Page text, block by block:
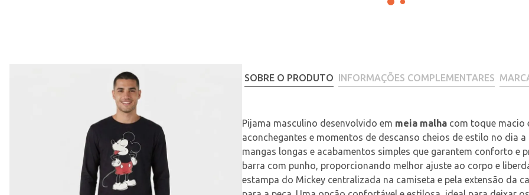
SOBRE O PRODUTO INFORMAÇÕES COMPLEMENTARES
Pijama masculino desenvolvido em meia malha com toque macio
aconchegantes e momentos de descanso cheios de estilo no dia
mangas longas e acabamentos simples que garantem conforto e
barra com punho, proporcionando melhor ajuste ao corpo e
estampa do Mickey centralizada na camiseta e pela extensão da